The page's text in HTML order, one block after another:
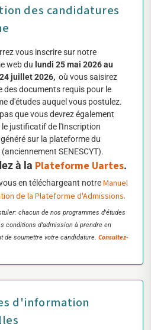
des candidatures
vous inscrire sur notre
web du lundi 25 mai 2026 au
juillet 2026,où vous saisirez
des documents requis pour le
d'études auquel vous postulez.
que vous devrez également
le justificatif de l'Inscription
sur la plateforme du
(anciennement SENESCYT).
à la Plateforme Uartes.
en téléchargeant notreManuel
de la Plateforme d'Admissions.
chacun de nos programmes d'études
conditions d'admission à prendre en
de soumettre votre candidature.Consultez-
d'information